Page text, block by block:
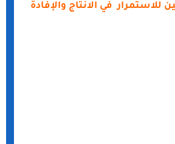
للاستمرار في الانتاج والإفادة